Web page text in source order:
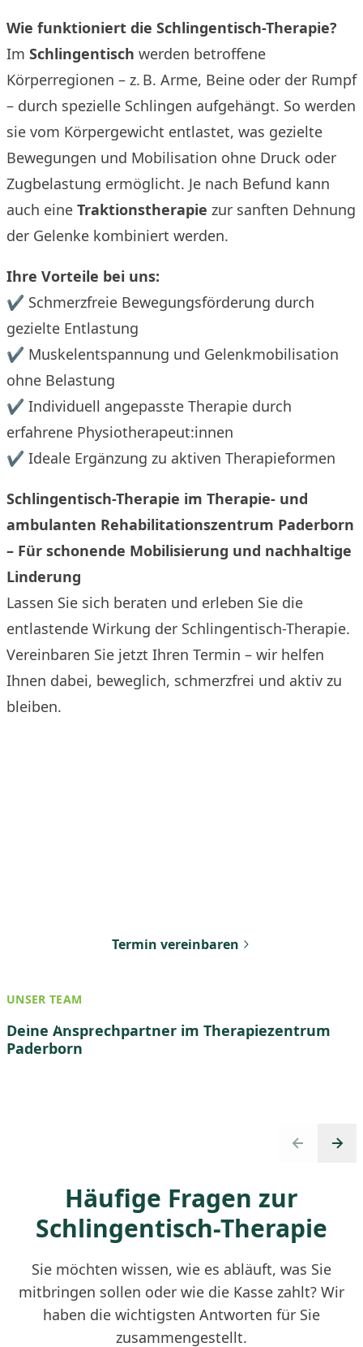
Wie funktioniert die Schlingentisch-Therapie?
Im Schlingentisch werden betroffene
Körperregionen – z. B. Arme, Beine oder der Rumpf
– durch spezielle Schlingen aufgehängt. So werden
sie vom Körpergewicht entlastet, was gezielte
Bewegungen und Mobilisation ohne Druck oder
Zugbelastung ermöglicht. Je nach Befund kann
auch eine Traktionstherapie zur sanften Dehnung
der Gelenke kombiniert werden.
Ihre Vorteile bei uns:
✔ Schmerzfreie Bewegungsförderung durch
gezielte Entlastung
✔ Muskelentspannung und Gelenkmobilisation
ohne Belastung
✔ Individuell angepasste Therapie durch
erfahrene Physiotherapeut:innen
✔ Ideale Ergänzung zu aktiven Therapieformen
Schlingentisch-Therapie im Therapie- und
ambulanten Rehabilitationszentrum Paderborn
– Für schonende Mobilisierung und nachhaltige
Linderung
Lassen Sie sich beraten und erleben Sie die
entlastende Wirkung der Schlingentisch-Therapie.
Vereinbaren Sie jetzt Ihren Termin – wir helfen
Ihnen dabei, beweglich, schmerzfrei und aktiv zu
bleiben.
Termin vereinbaren
UNSER TEAM
Deine Ansprechpartner im Therapiezentrum
Paderborn
Christina Jasny
Previous slide
Next
Häufige Fragen zur
Schlingentisch-Therapie
Sie möchten wissen, wie es abläuft, was Sie
mitbringen sollen oder wie die Kasse zahlt? Wir
haben die wichtigsten Antworten für Sie
zusammengestellt.